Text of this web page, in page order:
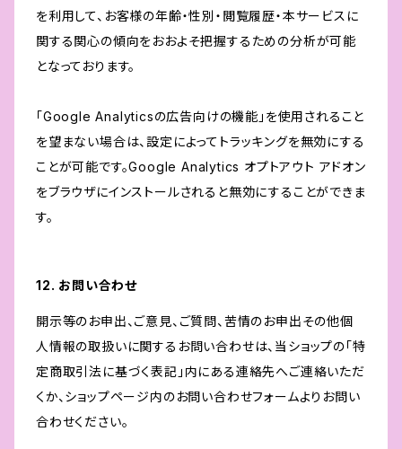
を利用して、お客様の年齢・性別・閲覧履歴・本サービスに
関する関心の傾向をおおよそ把握するための分析が可能
となっております。
「Google Analyticsの広告向けの機能」を使用されること
を望まない場合は、設定によってトラッキングを無効にする
ことが可能です。Google Analytics オプトアウト アドオン
をブラウザにインストールされると無効にすることができま
す。
12. お問い合わせ
開示等のお申出、ご意見、ご質問、苦情のお申出その他個
人情報の取扱いに関するお問い合わせは、当ショップの「特
定商取引法に基づく表記」内にある連絡先へご連絡いただ
くか、ショップページ内のお問い合わせフォームよりお問い
合わせください。